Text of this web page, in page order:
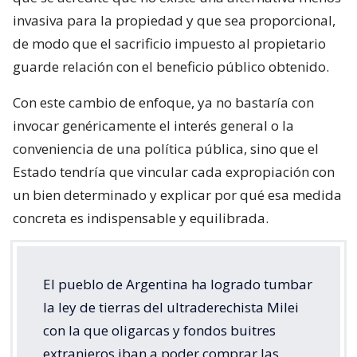
invasiva para la propiedad y que sea proporcional,
de modo que el sacrificio impuesto al propietario
guarde relación con el beneficio público obtenido.
Con este cambio de enfoque, ya no bastaría con
invocar genéricamente el interés general o la
conveniencia de una política pública, sino que el
Estado tendría que vincular cada expropiación con
un bien determinado y explicar por qué esa medida
concreta es indispensable y equilibrada.
El pueblo de Argentina ha logrado tumbar
la ley de tierras del ultraderechista Milei
con la que oligarcas y fondos buitres